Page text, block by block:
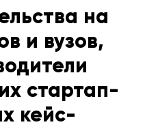
на
и вузов,
стартап-
кейс-